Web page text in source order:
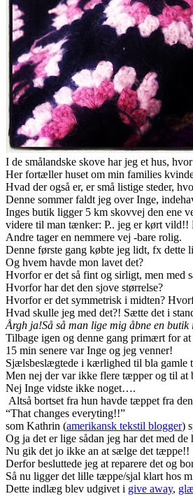
I de smålandske skove har jeg et hus,
Her fortæller huset om min families
Hvad der også er, er små listige steder,
Denne sommer faldt jeg over Inge,
Inges butik ligger 5 km skovvej den ene
videre til man tænker: P.. jeg er kørt vild!!
Andre tager en nemmere vej -bare rolig.
Denne første gang købte jeg lidt, fx dette
Og hvem havde mon lavet det?
Hvorfor er det så fint og sirligt, men med
Hvorfor har det den sjove størrelse?
Hvorfor er det symmetrisk i midten?
Hvad skulle jeg med det?! Sætte det i
Årgh ja!Så så man lige mig åbne en
Tilbage igen og denne gang primært for
15 min senere var Inge og jeg venner!
Sjælsbeslægtede i kærlighed til bla gamle
Men nej der var ikke flere tæpper og til at
Nej Inge vidste ikke noget….
Altså bortset fra hun havde tæppet fra
“That changes everyting!!”
som Kathrin (amerikansk tekstil blogger)
Og ja det er lige sådan jeg har det med de
Nu gik det jo ikke an at sælge det tæppe!!
Derfor besluttede jeg at reparere det og
Så nu ligger det lille tæppe/sjal klart hos
Dette indlæg blev udgivet i give away,